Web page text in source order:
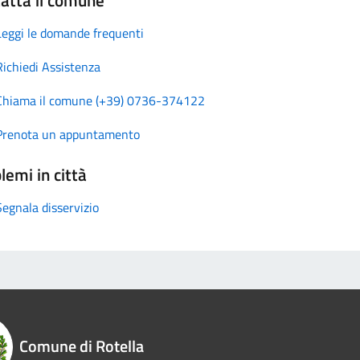
le domande frequenti
Assistenza
il comune (+39) 0736-374122
un appuntamento
in città
disservizio
Comune di Rotella